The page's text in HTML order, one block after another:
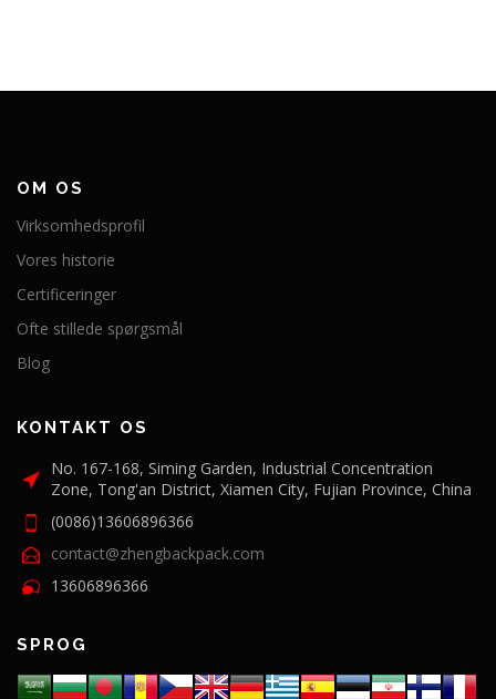
OM OS
Virksomhedsprofil
Vores historie
Certificeringer
Ofte stillede spørgsmål
Blog
KONTAKT OS
No. 167-168, Siming Garden, Industrial Concentration
Zone, Tong'an District, Xiamen City, Fujian Province, China
(0086)13606896366
contact@zhengbackpack.com
13606896366
SPROG